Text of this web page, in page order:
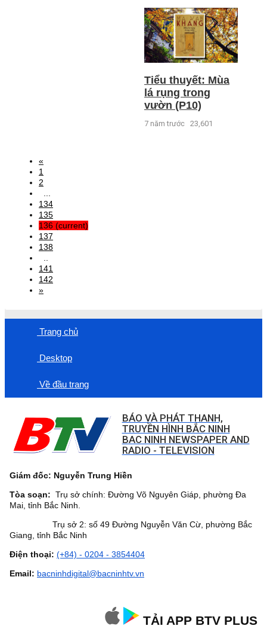
Tiểu thuyết: Mùa
lá rụng trong
vườn (P10)
7 năm trước 23,601
«
1
2
134
135
136 (current)
137
138
141
142
»
Trang chủ
Desktop
Về đầu trang
BÁO VÀ PHÁT THANH,
TRUYỀN HÌNH BẮC NINH
BAC NINH NEWSPAPER AND
RADIO - TELEVISION
Giám đốc: Nguyễn Trung Hiền
Tòa soạn: Trụ sở chính: Đường Võ Nguyên Giáp, phường Đa
Mai, tỉnh Bắc Ninh.
Trụ sở 2: số 49 Đường Nguyễn Văn Cừ, phường Bắc
Giang, tỉnh Bắc Ninh
Điện thoại: (+84) - 0204 - 3854404
Email: bacninhdigital@bacninhtv.vn
TẢI APP BTV PLUS